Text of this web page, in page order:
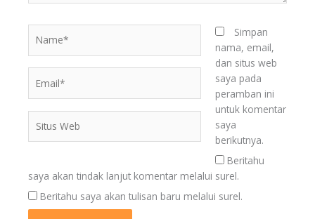
Web
Simpan
nama, email,
dan situs web
saya pada
peramban ini
untuk komentar
saya
berikutnya.
Beritahu
saya akan tindak lanjut komentar melalui surel.
Beritahu saya akan tulisan baru melalui surel.